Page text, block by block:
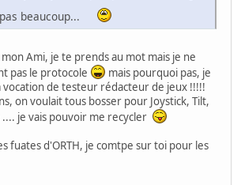
beaucoup...
Ami, je te prends au mot mais je ne
pas le protocole
mais pourquoi pas, je
vocation de testeur rédacteur de jeux !!!!!
on voulait tous bosser pour Joystick, Tilt,
je vais pouvoir me recycler
fuates d'ORTH, je comtpe sur toi pour les